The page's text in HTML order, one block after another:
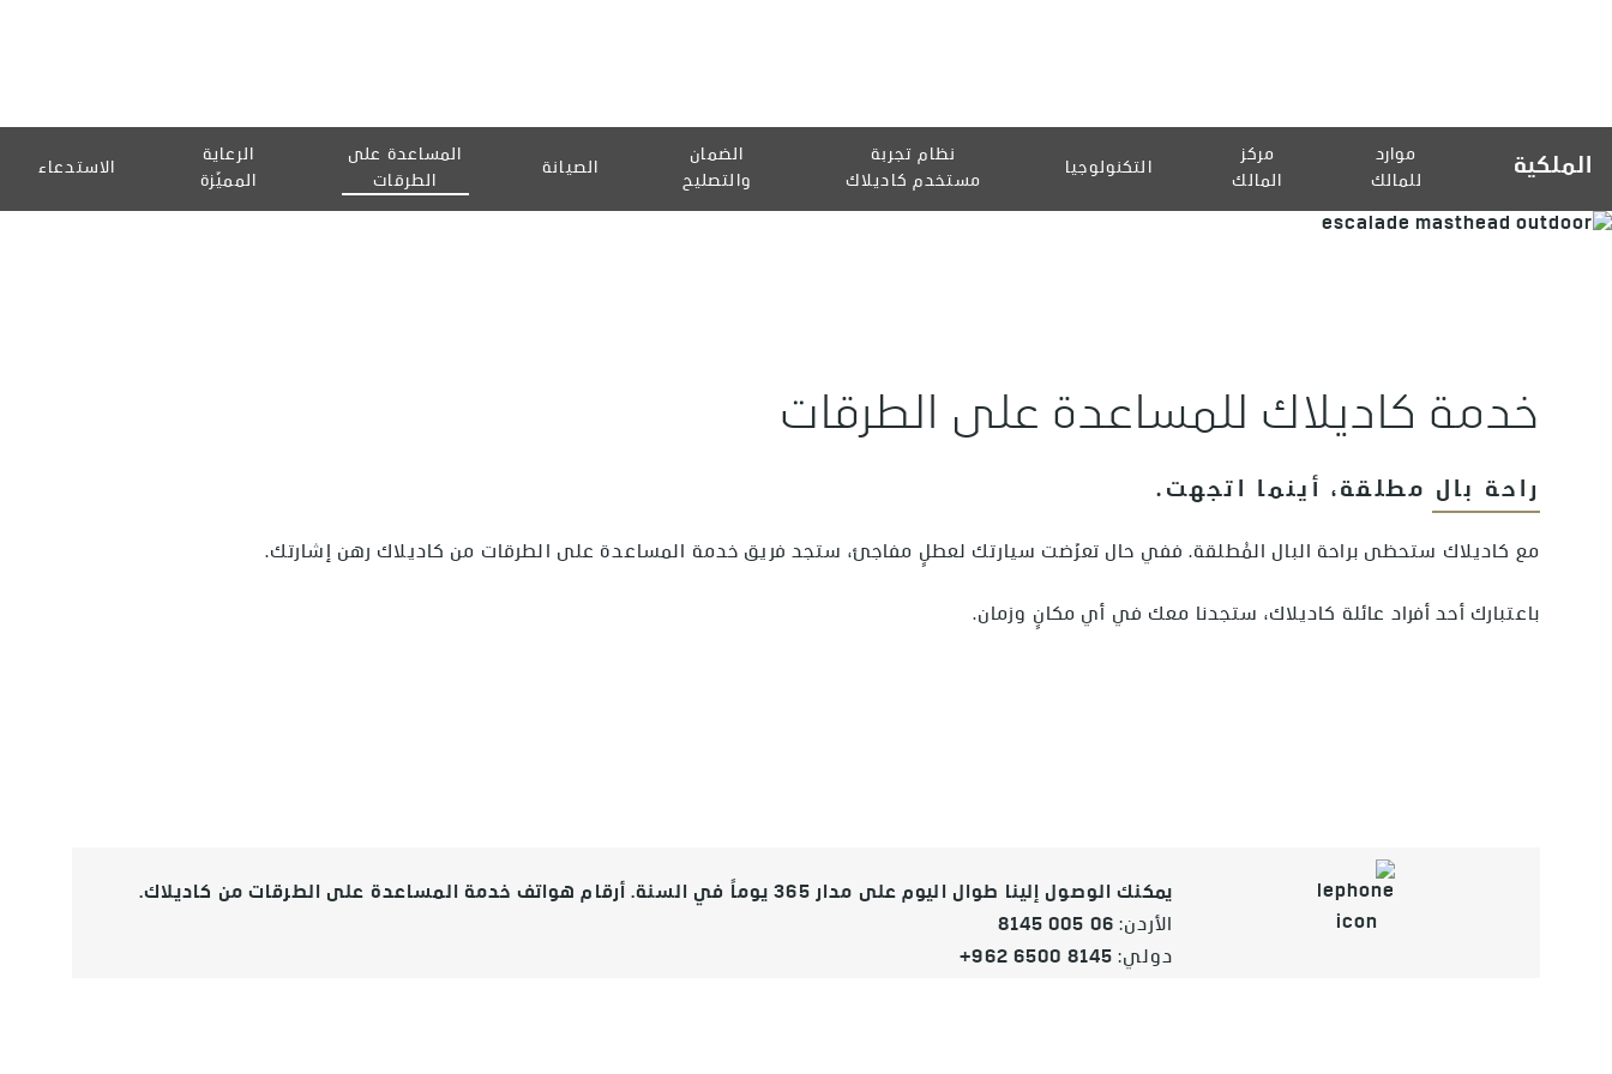
الملكية
موارد
للمالك
مركز
المالك
التكنولوجيا
نظام تجربة
مستخدم كاديلاك
الضمان
والتصليح
الصيانة
المساعدة على
الطرقات
الرعاية
المميّزة
الاستدعاء
خدمة كاديلاك للمساعدة على الطرقات
راحة بال مطلقة، أينما اتجهت.
مع كاديلاك ستحظى براحة البال المُطلقة. ففي حال تعرّضت سيارتك لعطلٍ مفاجئ، ستجد فريق خدمة المساعدة على الطرقات من كاديلاك رهن إشارتك.
باعتبارك أحد أفراد عائلة كاديلاك، ستجدنا معك في أي مكانٍ وزمان.
يمكنك الوصول إلينا طوال اليوم على مدار 365 يوماً في السنة. أرقام هواتف خدمة المساعدة على الطرقات من كاديلاك.
8145 005 06 :الأردن
+962 6500 8145 :دولي